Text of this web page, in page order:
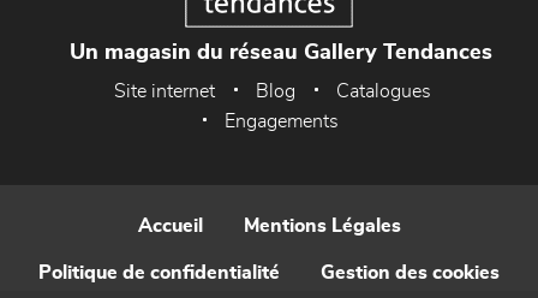
Un magasin du réseau Gallery Tendances
Site internet Blog
Catalogues
Engagements
Accueil Mentions Légales
Politique de confidentialité Gestion des cookies